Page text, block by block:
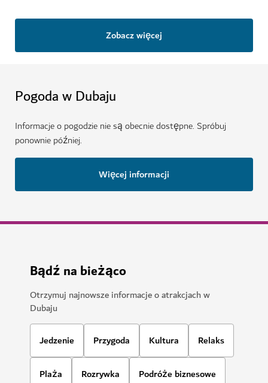
Zobacz więcej
Pogoda w Dubaju
Informacje o pogodzie nie są obecnie dostępne. Spróbuj
ponownie później.
Więcej informacji
Bądź na bieżąco
Otrzymuj najnowsze informacje o atrakcjach w
Dubaju
Jedzenie Przygoda Kultura Relaks
Plaża Rozrywka Podróże biznesowe